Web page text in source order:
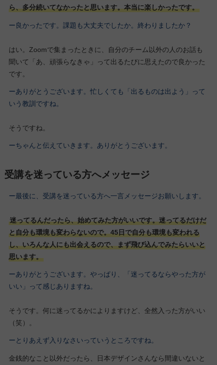
ら、多分続いてなかったと思います。本当に楽しかったです。
ー良かったです。課題も大丈夫でしたか。終わりましたか？
はい。Zoomで集まったときに、自分のチーム以外の人のお話も
聞いて「あ、頑張らなきゃ」って出るたびに思えたので良かった
です。
ーありがとうございます。忙しくても「出るものは出よう」って
いう教訓ですね。
そうですね。
ーちゃんと伝えていきます。ありがとうございます。
受講を迷っている方へメッセージ
ー最後に、受講を迷っている方へ一言メッセージお願いします。
迷ってるんだったら、始めてみた方がいいです。迷ってるだけだ
と自分も環境も変わらないので。45日で自分も環境も変われる
し、いろんな人にも出会えるので、まず飛び込んでみたらいいと
思います。
ーありがとうございます。やっぱり、「迷ってるならやった方が
いい」って感じありますね。
そうです。何に迷ってるかによりますけど、全然入った方がいい
（笑）。
ーとりあえず入りなさいっていうところですね。
金銭的なこと以外だったら、日本デザインさんなら間違いないと